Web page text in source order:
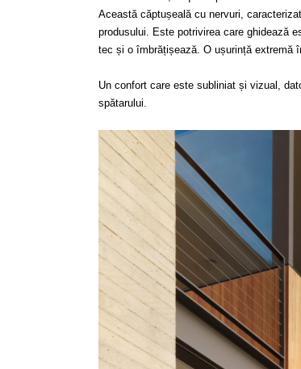
Această căptușeală cu nervuri,
produsului. Este potrivirea care ghidează
tec și o îmbrățișează. O ușurință extremă
Un confort care este subliniat și vizual,
spătarului.